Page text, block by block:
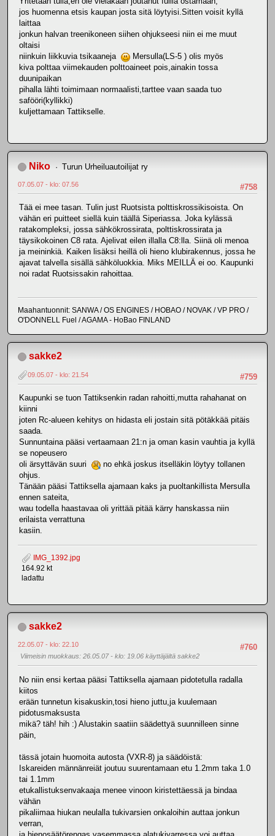
jos huomenna etsis kaupan josta sitä löytyisi.Sitten voisit kyllä
laittaa
jonkun halvan treenikoneen siihen ohjukseesi niin ei me muut
oltaisi
niinkuin liikkuvia tsikaaneja
Mersulla(LS-5 ) olis myös
kiva polttaa viimekauden polttoaineet pois,ainakin tossa
duunipaikan
pihalla lähti toimimaan normaalisti,tarttee vaan saada tuo
safööri(kyllikki)
kuljettamaan Tattikselle.
Niko Turun Urheiluautoilijat ry
#758
07.05.07 - klo: 07.56
Tää ei mee tasan. Tulin just Ruotsista polttiskrossikisoista. On
vähän eri puitteet siellä kuin täällä Siperiassa. Joka kylässä
ratakompleksi, jossa sähkökrossirata, polttiskrossirata ja
täysikokoinen C8 rata. Ajelivat eilen illalla C8:lla. Siinä oli menoa
ja meininkiä. Kaiken lisäksi heillä oli hieno klubirakennus, jossa he
ajavat talvella sisällä sähköluokkia. Miks MEILLÄ ei oo. Kaupunki
noi radat Ruotsissakin rahoittaa.
Maahantuonnit: SANWA / OS ENGINES / HOBAO / NOVAK / VP PRO /
O'DONNELL Fuel / AGAMA - HoBao FINLAND
sakke2
#759
09.05.07 - klo: 21.54
Kaupunki se tuon Tattiksenkin radan rahoitti,mutta rahahanat on
kiinni
joten Rc-alueen kehitys on hidasta eli jostain sitä pötäkkää pitäis
saada.
Sunnuntaina pääsi vertaamaan 21:n ja oman kasin vauhtia ja kyllä
se nopeusero
oli ärsyttävän suuri
no ehkä joskus itselläkin löytyy tollanen
ohjus.
Tänään pääsi Tattiksella ajamaan kaks ja puoltankillista Mersulla
ennen sateita,
wau todella haastavaa oli yrittää pitää kärry hanskassa niin
erilaista verrattuna
kasiin.
IMG_1392.jpg
164.92 kt
ladattu
sakke2
#760
22.05.07 - klo: 22.10
Viimeisin muokkaus: 26.05.07 - klo: 19.06 käyttäjältä sakke2
No niin ensi kertaa pääsi Tattiksella ajamaan pidotetulla radalla
kiitos
erään tunnetun kisakuskin,tosi hieno juttu,ja kuulemaan
pidotusmaksusta
mikä? täh! hih :) Alustakin saatiin säädettyä suunnilleen sinne
päin,
tässä jotain huomoita autosta (VXR-8) ja säädöistä:
Iskareiden männänreiät joutuu suurentamaan etu 1.2mm taka 1.0
tai 1.1mm
etukallistuksenvakaaja menee vinoon kiristettäessä ja bindaa
vähän
pikaliimaa hiukan neulalla tukivarsien onkaloihin auttaa jonkun
verran,